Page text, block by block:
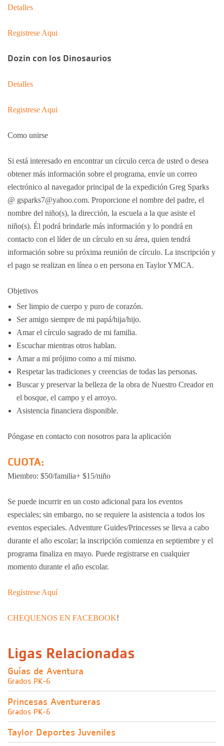
Detalles
Registrese Aqui
Dozin con los Dinosaurios
Detalles
Registrese Aqui
Como unirse
Si está interesado en encontrar un círculo cerca de usted o desea
obtener más información sobre el programa, envíe un correo
electrónico al navegador principal de la expedición Greg Sparks
@ gsparks7@yahoo.com. Proporcione el nombre del padre, el
nombre del niño(s), la dirección, la escuela a la que asiste el
niño(s). Él podrá brindarle más información y lo pondrá en
contacto con el líder de un círculo en su área, quien tendrá
información sobre su próxima reunión de círculo. La inscripción y
el pago se realizan en línea o en persona en Taylor YMCA.
Objetivos
Ser limpio de cuerpo y puro de corazón.
Ser amigo siempre de mi papá/hija/hijo.
Amar el círculo sagrado de mi familia.
Escuchar mientras otros hablan.
Amar a mi prójimo como a mí mismo.
Respetar las tradiciones y creencias de todas las personas.
Buscar y preservar la belleza de la obra de Nuestro Creador en
el bosque, el campo y el arroyo.
Asistencia financiera disponible.
Póngase en contacto con nosotros para la aplicación
CUOTA:
Miembro: $50/familia+ $15/niño
Se puede incurrir en un costo adicional para los eventos
especiales; sin embargo, no se requiere la asistencia a todos los
eventos especiales. Adventure Guides/Princesses se lleva a cabo
durante el año escolar; la inscripción comienza en septiembre y el
programa finaliza en mayo. Puede registrarse en cualquier
momento durante el año escolar.
Regístrese Aquí
CHEQUENOS EN FACEBOOK!
Ligas Relacionadas
Guías de Aventura
Grados PK-6
Princesas Aventureras
Grados PK-6
Taylor Deportes Juveniles